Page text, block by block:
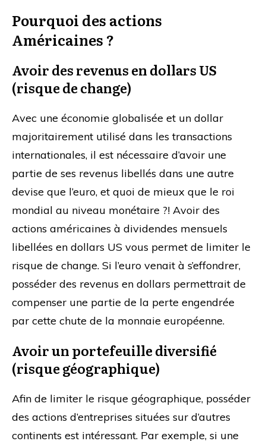
Pourquoi des actions
Américaines ?
Avoir des revenus en dollars US
(risque de change)
Avec une économie globalisée et un dollar
majoritairement utilisé dans les transactions
internationales, il est nécessaire d’avoir une
partie de ses revenus libellés dans une autre
devise que l’euro, et quoi de mieux que le roi
mondial au niveau monétaire ?! Avoir des
actions américaines à dividendes mensuels
libellées en dollars US vous permet de limiter le
risque de change. Si l’euro venait à s’effondrer,
posséder des revenus en dollars permettrait de
compenser une partie de la perte engendrée
par cette chute de la monnaie européenne.
Avoir un portefeuille diversifié
(risque géographique)
Afin de limiter le risque géographique, posséder
des actions d’entreprises situées sur d’autres
continents est intéressant. Par exemple, si une